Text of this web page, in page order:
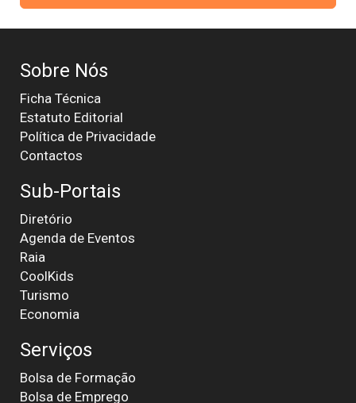
Sobre Nós
Ficha Técnica
Estatuto Editorial
Política de Privacidade
Contactos
Sub-Portais
Diretório
Agenda de Eventos
Raia
CoolKids
Turismo
Economia
Serviços
Bolsa de Formação
Bolsa de Emprego